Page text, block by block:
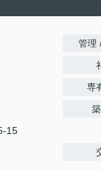
15
管理
専